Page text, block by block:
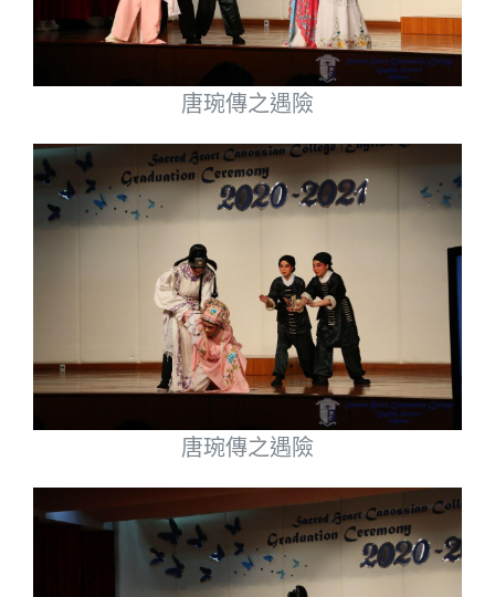
唐琬傳之遇險
唐琬傳之遇險